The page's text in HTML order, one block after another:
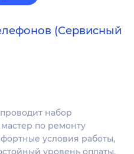
(Сервисный
набор
по ремонту
условия работы,
уровень оплаты,